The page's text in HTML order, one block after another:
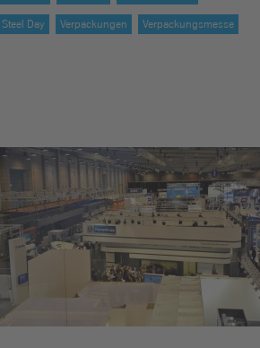
Steel Day Verpackungen Verpackungsmesse